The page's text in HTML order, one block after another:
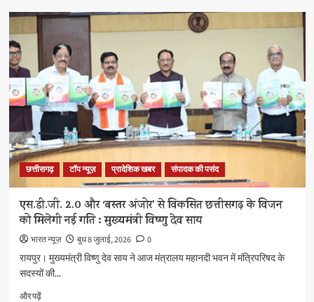
बगिया
पहल
आकाशीय
बिजली
से
मृत
व्यक्ति
के
परिजनों
को
4
लाख
रुपये
की
सहायता
के
बारे
छत्तीसगढ़ टॉप न्यूज़ प्रादेशिक खबर संपादक की पसंद
एस.डी.जी. 2.0 और ‘बस्तर अंजोर’ से विकसित छत्तीसगढ़ के विजन
को मिलेगी नई गति : मुख्यमंत्री विष्णु देव साय
भारत न्यूज़ बुध 8 जुलाई, 2026
0
रायपुर। मुख्यमंत्री विष्णु देव साय ने आज मंत्रालय महानदी भवन में मंत्रिपरिषद के
सदस्यों की...
और पढ़ेंएस.डी.जी.